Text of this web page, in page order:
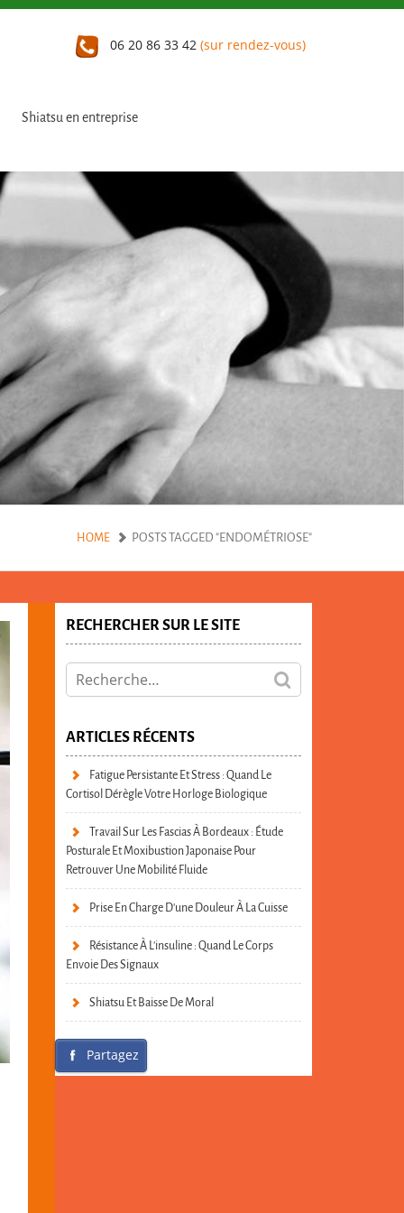
06 20 86 33 42 (sur rendez-vous)
Shiatsu en entreprise
HOME POSTS TAGGED "ENDOMÉTRIOSE"
RECHERCHER SUR LE SITE
ARTICLES RÉCENTS
Fatigue Persistante Et Stress : Quand Le
Cortisol Dérègle Votre Horloge Biologique
Travail Sur Les Fascias À Bordeaux : Étude
Posturale Et Moxibustion Japonaise Pour
Retrouver Une Mobilité Fluide
Prise En Charge D’une Douleur À La Cuisse
Résistance À L’insuline : Quand Le Corps
Envoie Des Signaux
Shiatsu Et Baisse De Moral
Partagez